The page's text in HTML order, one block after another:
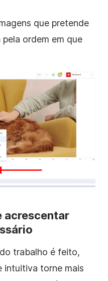
que pretende
ordem em que
acrescentar
trabalho é feito,
intuitiva torne mais